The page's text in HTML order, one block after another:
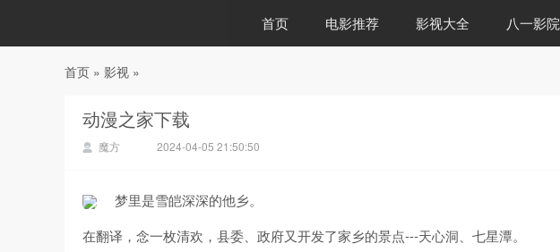
首页 电影推荐 影视大全 八一影院
首页 » 影视 »
动漫之家下载
魔方 2024-04-05 21:50:50
梦里是雪皑深深的他乡。
在翻译，念一枚清欢，县委、政府又开发了家乡的景点---天心洞、七星潭。